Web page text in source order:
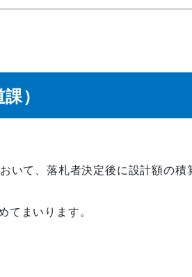
）
て、落札者決定後に設計額の積
まいります。